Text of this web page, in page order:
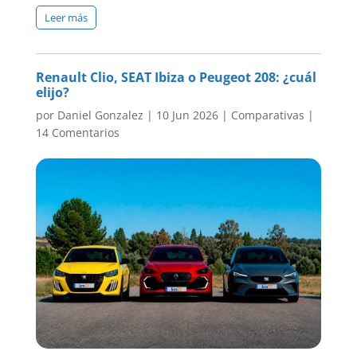
Leer más
Renault Clio, SEAT Ibiza o Peugeot 208: ¿cuál
elijo?
por Daniel Gonzalez | 10 Jun 2026| Comparativas |
14 Comentarios